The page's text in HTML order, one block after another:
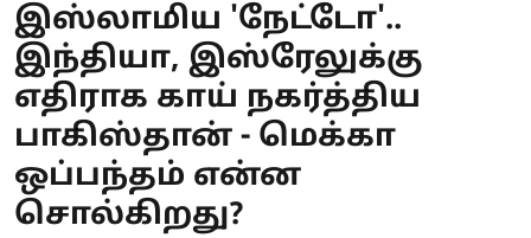
இஸ்லாமிய 'நேட்டோ'..
இந்தியா, இஸ்ரேலுக்கு
எதிராக காய் நகர்த்திய
பாகிஸ்தான் - மெக்கா
ஒப்பந்தம் என்ன
சொல்கிறது?